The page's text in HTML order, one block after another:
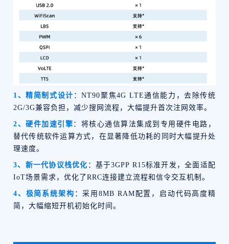
1、精简制式设计 ：NT90聚焦4G LTE通信能力，去除传统
2G/3G兼容负担，减少搜网流程，大幅提升首次注网效率。
2、硬件加速引擎 ：将核心通信算法集成到专用硬件电路，
替代传统软件运算方式，在显著降低功耗的同时大幅提升处
理速度。
3、新一代协议栈优化 ：基于3GPP R15标准开发，全面适配
IoT场景需求，优化了RRC连接建立流程和信令交互机制。
4、极简系统架构 ：采用8MB RAM配置，启动代码高度精
简，大幅缩短开机初始化时间。